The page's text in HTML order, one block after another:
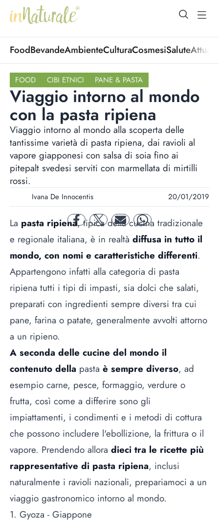
open
FoodBevandeAmbienteCulturaCosmesiSalute
FOOD CIBI ETNICI PANE & PASTA
Viaggio intorno al mondo
con la pasta ripiena
Viaggio intorno al mondo alla scoperta delle
tantissime varietà di pasta ripiena, dai ravioli al
vapore giapponesi con salsa di soia fino ai
pitepalt svedesi serviti con marmellata di mirtilli
rossi.
Ivana De Innocentis 20/01/2019
facebooktwitter mail whatsapp
La pasta ripiena, tipica della cucina tradizionale
e regionale italiana, è in realtà diffusa in tutto il
mondo, con nomi e caratteristiche differenti.
Appartengono infatti alla categoria di pasta
ripiena tutti i tipi di impasti, sia dolci che salati,
preparati con ingredienti sempre diversi tra cui
pane, farina o patate, generalmente avvolti attorno
a un ripieno.
A seconda delle cucine del mondo il
contenuto della pasta è sempre diverso, ad
esempio carne, pesce, formaggio, verdure o
frutta, così come a differire sono gli
impiattamenti, i condimenti e i metodi di cottura
che possono includere l'ebollizione, la frittura o il
vapore. Prendendo allora dieci tra le ricette più
rappresentative di pasta ripiena, inclusi
naturalmente i ravioli nazionali, prepariamoci a un
viaggio gastronomico intorno al mondo.
1. Gyoza - Giappone